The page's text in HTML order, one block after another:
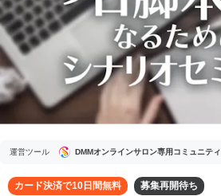
運営ツール DMMオンラインサロン専用コミュニティ
募集再開待ち
カード決済で10日間無料